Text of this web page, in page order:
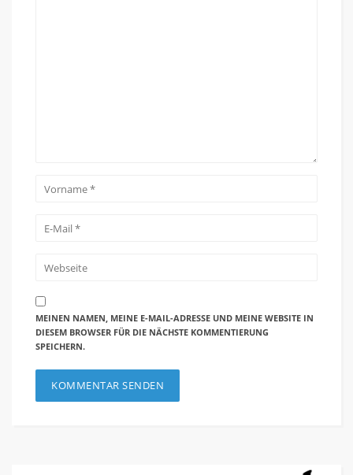
MEINEN NAMEN, MEINE E-MAIL-ADRESSE UND MEINE WEBSITE IN
DIESEM BROWSER FÜR DIE NÄCHSTE KOMMENTIERUNG
SPEICHERN.